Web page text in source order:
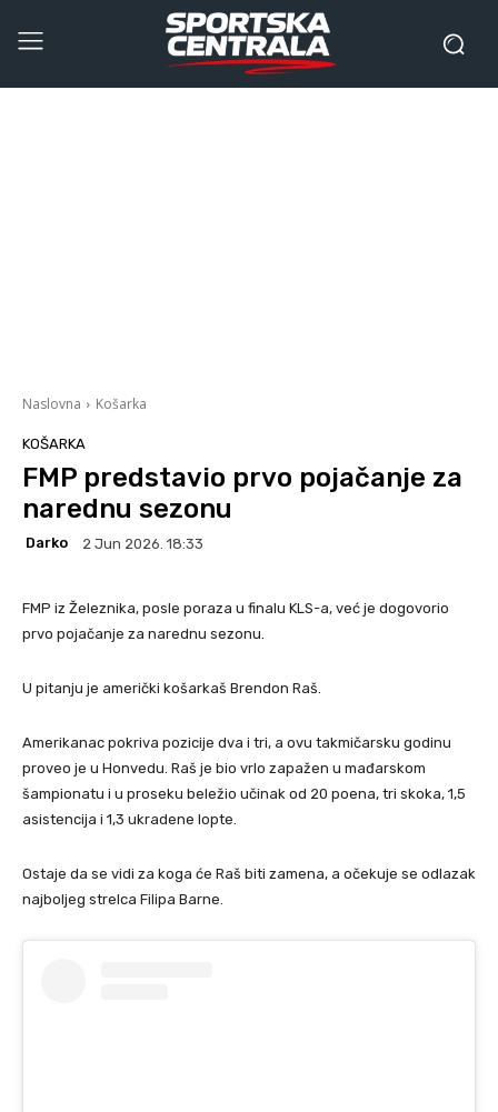
Naslovna Košarka
KOŠARKA
FMP predstavio prvo pojačanje za
narednu sezonu
Darko 2 Jun 2026. 18:33
FMP iz Železnika, posle poraza u finalu KLS-a, već je dogovorio
prvo pojačanje za narednu sezonu.
U pitanju je američki košarkaš Brendon Raš.
Amerikanac pokriva pozicije dva i tri, a ovu takmičarsku godinu
proveo je u Honvedu. Raš je bio vrlo zapažen u mađarskom
šampionatu i u proseku beležio učinak od 20 poena, tri skoka, 1,5
asistencija i 1,3 ukradene lopte.
Ostaje da se vidi za koga će Raš biti zamena, a očekuje se odlazak
najboljeg strelca Filipa Barne.